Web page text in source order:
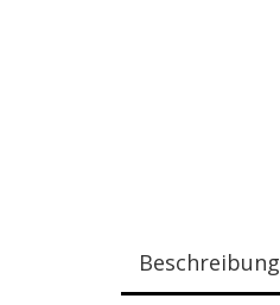
Beschreibung